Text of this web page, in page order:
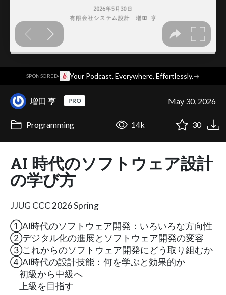
SPONSORED· Your Podcast. Everywhere. Effortlessly.→
増田 亨 PRO May 30, 2026
Programming 14k 30
AI 時代のソフトウェア設計
の学び方
JJUG CCC 2026 Spring
①AI時代のソフトウェア開発：いろいろな方向性
②デジタル化の進展とソフトウェア開発の変容
③これからのソフトウェア開発にどう取り組むか
④AI時代の設計技能：何を学ぶと効果的か
初級から中級へ
上級を目指す